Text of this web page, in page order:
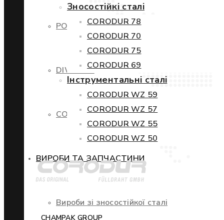
POWERCORE
DIWETEN
COR-TEN
ВИРОБИ ТА ЗАПЧАСТИНИ
Вироби зі зносостійкої сталі
Зносостійкі сталі
CORODUR 78
CORODUR 70
CORODUR 75
CORODUR 69
Інструментальні сталі
CORODUR WZ 59
CORODUR WZ 57
CORODUR WZ 55
CORODUR WZ 50
CHAMPAK GROUP